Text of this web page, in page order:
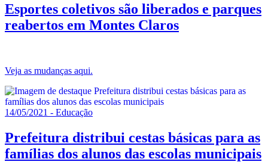
Esportes coletivos são liberados e parques
reabertos em Montes Claros
Veja as mudanças aqui.
14/05/2021 - Educação
Prefeitura distribui cestas básicas para as
famílias dos alunos das escolas municipais